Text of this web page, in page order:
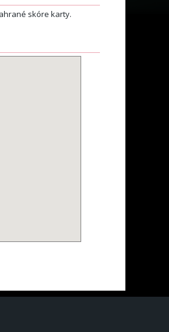
skóre karty.